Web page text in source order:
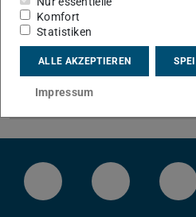
Trainerschein
Lehrangebot
LinkedIn-Seite der
Komfort
Statistiken
ALLE AKZEPTIEREN
Impressum